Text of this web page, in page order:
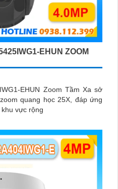
EHUN ZOOM
EHUN Zoom Tầm Xa sở
quang học 25X, đáp ứng
vực rộng